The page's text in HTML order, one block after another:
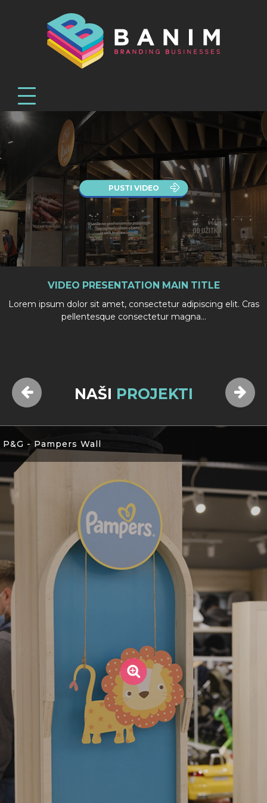
PUSTI VIDEO
VIDEO PRESENTATION MAIN TITLE
Lorem ipsum dolor sit amet, consectetur adipiscing elit. Cras
pellentesque consectetur magna...
NAŠI PROJEKTI
P&G - Pampers Wall